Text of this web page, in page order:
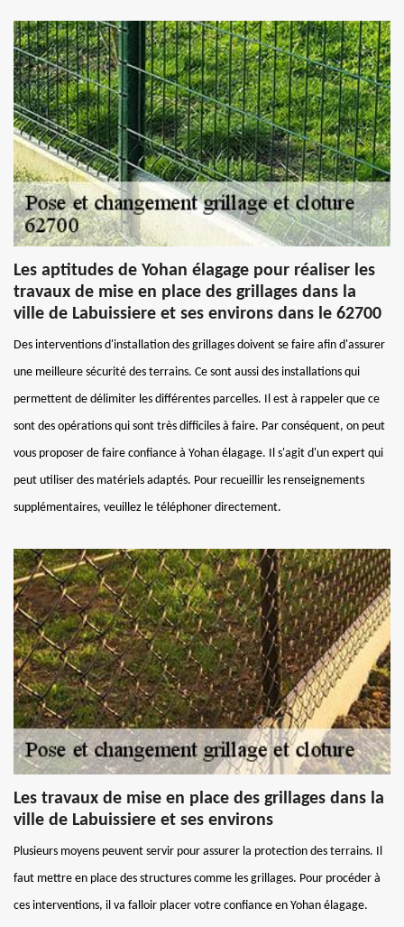
Les aptitudes de Yohan élagage pour réaliser les
travaux de mise en place des grillages dans la
ville de Labuissiere et ses environs dans le 62700
Des interventions d'installation des grillages doivent se faire afin d'assurer
une meilleure sécurité des terrains. Ce sont aussi des installations qui
permettent de délimiter les différentes parcelles. Il est à rappeler que ce
sont des opérations qui sont très difficiles à faire. Par conséquent, on peut
vous proposer de faire confiance à Yohan élagage. Il s'agit d'un expert qui
peut utiliser des matériels adaptés. Pour recueillir les renseignements
supplémentaires, veuillez le téléphoner directement.
Les travaux de mise en place des grillages dans la
ville de Labuissiere et ses environs
Plusieurs moyens peuvent servir pour assurer la protection des terrains. Il
faut mettre en place des structures comme les grillages. Pour procéder à
ces interventions, il va falloir placer votre confiance en Yohan élagage.